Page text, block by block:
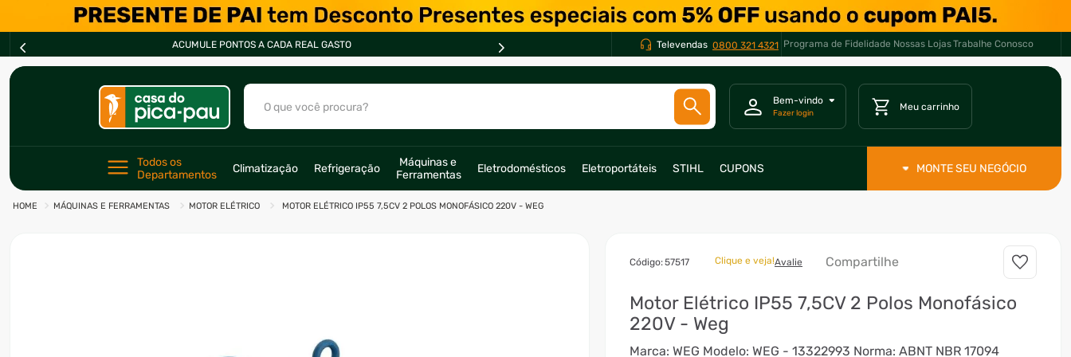
ACUMULE PONTOS A CADA REAL GASTO Televendas 0800 321 4321 Programa de Fidelidade Nossas LojasTrabalhe Conosco
O que você procura?
Todos os
Departamentos
Climatização Refrigeração
Máquinas e
Ferramentas
Eletrodomésticos Eletroportáteis STIHL CUPONS MONTE SEU NEGÓCIO
MÁQUINAS E FERRAMENTAS MOTOR ELÉTRICO MOTOR ELÉTRICO IP55 7,5CV 2 POLOS MONOFÁSICO 220V - WEG
:57517 Clique e veja!Avalie Compartilhe
Motor Elétrico IP55 7,5CV 2 Polos Monofásico
220V - Weg
Marca: WEG Modelo: WEG - 13322993 Norma: ABNT NBR 17094
freezer
motosserra